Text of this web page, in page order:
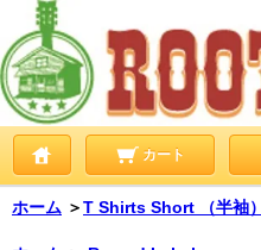
カート
ホーム ＞T Shirts Short （半袖）